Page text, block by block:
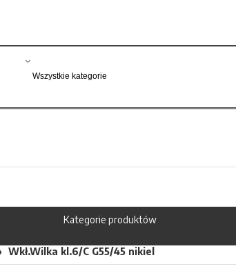
Kategorie produktów
Wkł.Wilka kl.6/C G55/45 nikiel